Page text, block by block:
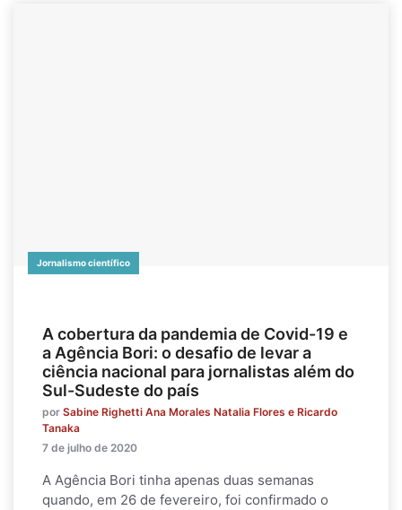
Jornalismo científico
A cobertura da pandemia de Covid-19 e
a Agência Bori: o desafio de levar a
ciência nacional para jornalistas além do
Sul-Sudeste do país
por Sabine Righetti Ana Morales Natalia Flores e Ricardo
Tanaka
7 de julho de 2020
A Agência Bori tinha apenas duas semanas
quando, em 26 de fevereiro, foi confirmado o